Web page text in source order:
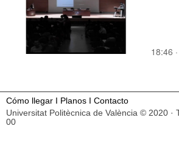
18:46
Cómo llegar I Planos I Contacto
Universitat Politècnica de València © 2020 ·
00